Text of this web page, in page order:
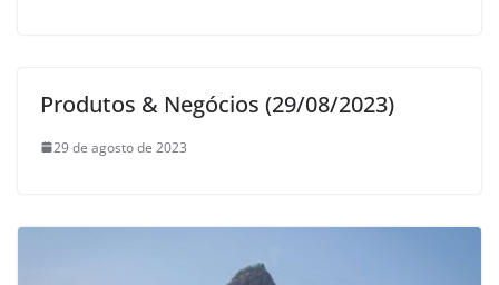
Produtos & Negócios (29/08/2023)
29 de agosto de 2023